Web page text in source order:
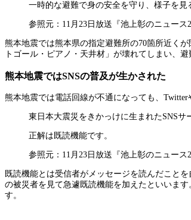
一時的な避難で身の安全を守り、様子を
参照元：11月23日放送『池上彰のニュース
熊本地震では熊本県の指定避難所の70箇所近く
トゴール・ピアノ・天井材」が壊れてしまい、
熊本地震ではSNSの普及が生かされた
熊本地震では電話回線が不通になっても、
東日本大震災をきかっけに生まれたSNSサ
正解は既読機能です。
参照元：11月23日放送『池上彰のニュース
既読機能とは受信者がメッセージを読んだこと
の被災者を見て急遽既読機能を加えたといいま
す。